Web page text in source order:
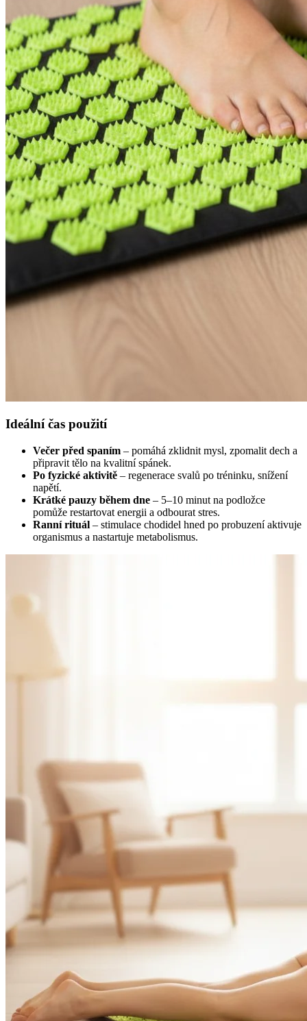
Ideální čas použití
Večer před spaním – pomáhá zklidnit mysl, zpomalit dech a
připravit tělo na kvalitní spánek.
Po fyzické aktivitě – regenerace svalů po tréninku, snížení
napětí.
Krátké pauzy během dne – 5–10 minut na podložce
pomůže restartovat energii a odbourat stres.
Ranní rituál – stimulace chodidel hned po probuzení aktivuje
organismus a nastartuje metabolismus.